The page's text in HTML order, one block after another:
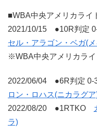
■WBA中央アメリカライ
2021/10/15 ●10R判定
セル・アラゴン・ベガ(
※WBA中央アメリカラ
2022/06/04 ●6R判定 0-
ロン・ロハス(ニカラグ
2022/08/20 ●1RTKO
ラ)